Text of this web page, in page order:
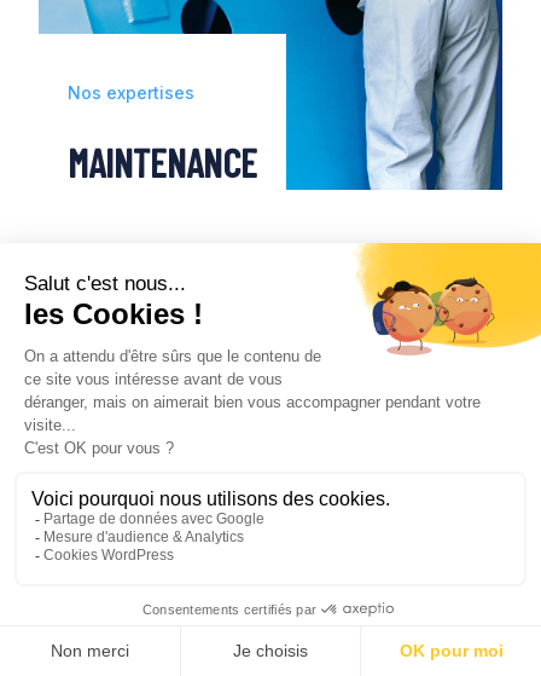
Nos expertises
MAINTENANCE
Notre offre de maintenance globale assure
la disponibilité et la sécurité de vos
équipements : Électromécaniques,
Électroniques, Servomoteurs.